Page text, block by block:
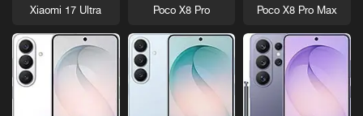
Poco X8 Pro Max
Poco X8 Pro
Xiaomi 17 Ultra